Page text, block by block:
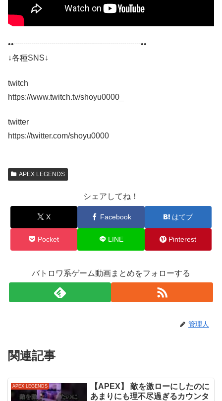
••┈┈┈┈┈┈┈┈┈┈┈┈┈┈┈┈••
↓各種SNS↓
twitch
https://www.twitch.tv/shoyu0000_
twitter
https://twitter.com/shoyu0000
APEX LEGENDS
シェアしてね！
X Facebook はてブ
Pocket LINE Pinterest
バトロワ系ゲーム動画まとめをフォローする
管理人
関連記事
APEX LEGENDS
【APEX】 敵を激ローにしたのに
あまりにも理不尽過ぎるカウンタ